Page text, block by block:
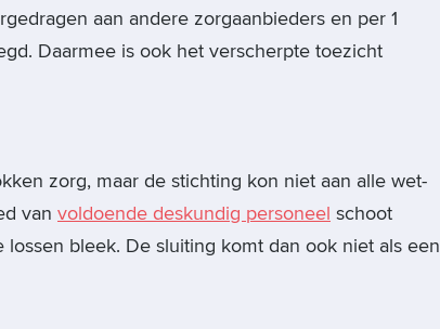
aan andere zorgaanbieders en per 1
Daarmee is ook het verscherpte toezicht
zorg, maar de stichting kon niet aan alle wet-
van voldoende deskundig personeel schoot
bleek. De sluiting komt dan ook niet als een